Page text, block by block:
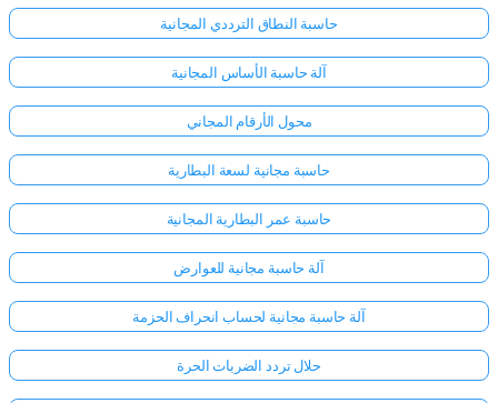
حاسبة النطاق الترددي المجانية
آلة حاسبة الأساس المجانية
محول الأرقام المجاني
حاسبة مجانية لسعة البطارية
حاسبة عمر البطارية المجانية
آلة حاسبة مجانية للعوارض
آلة حاسبة مجانية لحساب انحراف الحزمة
حلال تردد الضربات الحرة